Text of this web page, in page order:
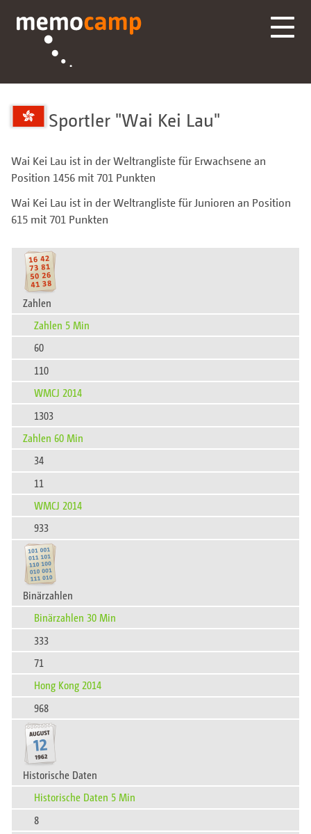
Sportler Wai Kei Lau
Wai Kei Lau ist in der Weltrangliste für Erwachsene an
Position 1456 mit 701 Punkten
Wai Kei Lau ist in der Weltrangliste für Junioren an Position
615 mit 701 Punkten
Zahlen
Zahlen 5 Min
60
110
WMCJ 2014
1303
Zahlen 60 Min
34
11
WMCJ 2014
933
Binärzahlen
Binärzahlen 30 Min
333
71
Hong Kong 2014
968
Historische Daten
Historische Daten 5 Min
8